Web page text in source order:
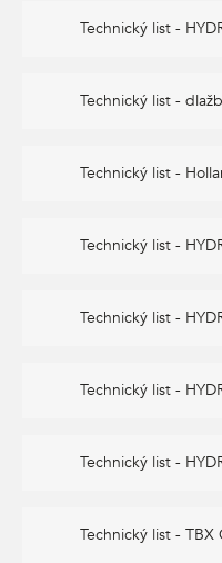
Technický list -
Technický list -
Technický list -
Technický list -
Technický list -
Technický list -
Technický list -
Technický list - TBX